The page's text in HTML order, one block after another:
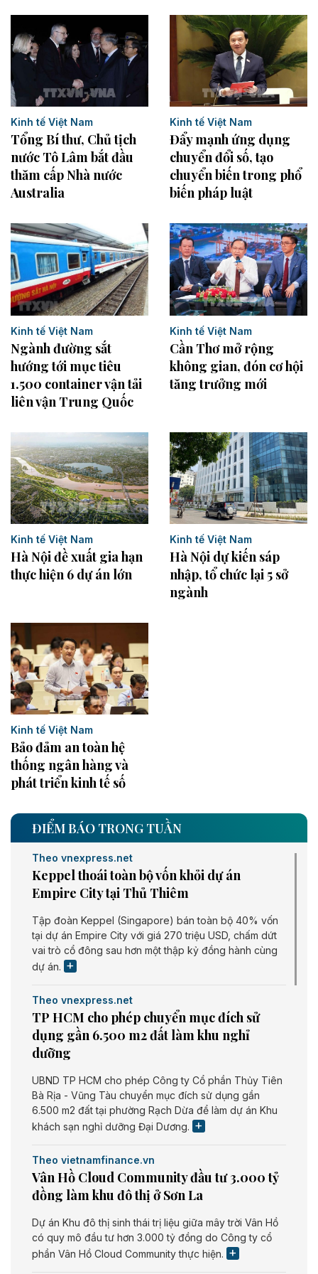
Kinh tế Việt Nam
Tổng Bí thư, Chủ tịch
nước Tô Lâm bắt đầu
thăm cấp Nhà nước
Australia
Kinh tế Việt Nam
Đẩy mạnh ứng dụng
chuyển đổi số, tạo
chuyển biến trong phổ
biến pháp luật
Kinh tế Việt Nam
Ngành đường sắt
hướng tới mục tiêu
1.500 container vận tải
liên vận Trung Quốc
Kinh tế Việt Nam
Cần Thơ mở rộng
không gian, đón cơ hội
tăng trưởng mới
Kinh tế Việt Nam
Hà Nội đề xuất gia hạn
thực hiện 6 dự án lớn
Kinh tế Việt Nam
Hà Nội dự kiến sáp
nhập, tổ chức lại 5 sở
ngành
Kinh tế Việt Nam
Bảo đảm an toàn hệ
thống ngân hàng và
phát triển kinh tế số
ĐIỂM BÁO TRONG TUẦN
Theo vnexpress.net
Keppel thoái toàn bộ vốn khỏi dự án
Empire City tại Thủ Thiêm
Tập đoàn Keppel (Singapore) bán toàn bộ 40% vốn
tại dự án Empire City với giá 270 triệu USD, chấm dứt
vai trò cổ đông sau hơn một thập kỷ đồng hành cùng
dự án.
Theo vnexpress.net
TP HCM cho phép chuyển mục đích sử
dụng gần 6.500 m2 đất làm khu nghỉ
dưỡng
UBND TP HCM cho phép Công ty Cổ phần Thủy Tiên
Bà Rịa - Vũng Tàu chuyển mục đích sử dụng gần
6.500 m2 đất tại phường Rạch Dừa để làm dự án Khu
khách sạn nghỉ dưỡng Đại Dương.
Theo vietnamfinance.vn
Vân Hồ Cloud Community đầu tư 3.000 tỷ
đồng làm khu đô thị ở Sơn La
Dự án Khu đô thị sinh thái trị liệu giữa mây trời Vân Hồ
có quy mô đầu tư hơn 3.000 tỷ đồng do Công ty cổ
phần Vân Hồ Cloud Community thực hiện.